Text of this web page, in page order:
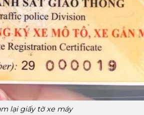
lại giấy tờ xe máy